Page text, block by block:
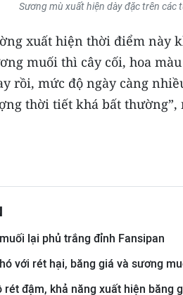
Sương mù xuất hiện dày đặc trên các
xuất hiện thời điểm này
muối thì cây cối, hoa
rồi, mức độ ngày càng
thời tiết khá bất thường”,
lại phủ trắng đỉnh Fansipan
với rét hại, băng giá và sương
rét đậm, khả năng xuất hiện băng